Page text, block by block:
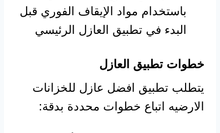
باستخدام مواد الإيقاف الفوري قبل
البدء في تطبيق العازل الرئيسي
خطوات تطبيق العازل
يتطلب تطبيق افضل عازل للخزانات
الارضيه اتباع خطوات محددة بدقة: